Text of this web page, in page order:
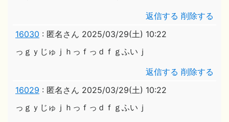
返信する 削除する
16030 : 匿名さん 2025/03/29(土) 10:22
っｇｙじゅｊｈっｆっｄｆｇふいｊ
返信する 削除する
16029 : 匿名さん 2025/03/29(土) 10:22
っｇｙじゅｊｈっｆっｄｆｇふいｊ